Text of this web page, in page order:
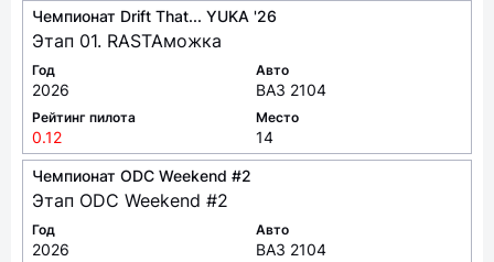
Рейтинг пилота
0.12
Место
Чемпионат Drift That... YUKA '26
Этап 01. RASTAможка
Год
2026
Авто
ВАЗ 2104
Рейтинг пилота
0.12
Чемпионат ODC Weekend #2
Этап ODC Weekend #2